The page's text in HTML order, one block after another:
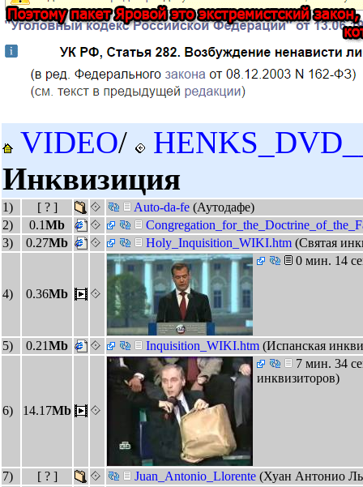
VIDEO/
Инквизиция
1) [ ? ] Auto-da-fe (Аутодафе)
2)
0.1Mb
3)
0.27Mb Holy_Inquisition_WIKI.htm (Святая
4) 0.36Mb
0 мин. 14
5) 0.21Mb Inquisition_WIKI.htm (Испанская
6) 14.17Mb
7 мин. 34
инквизиторов)
7) [ ? ] Juan_Antonio_Llorente (Хуан Антонио